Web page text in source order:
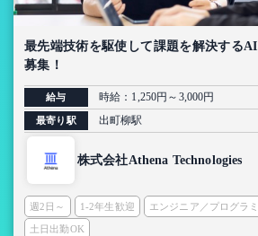
最先端技術を駆使して課題を解決する
募集！
給与 時給：1,250円～3,000円
最寄り駅 出町柳駅
株式会社Athena Technologies
週2日～ 1-2年生歓迎 エンジニア／プログラ
土日出勤OK